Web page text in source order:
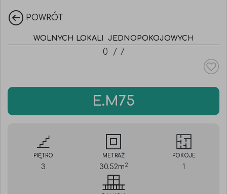
POWRÓT
WOLNYCH LOKALI JEDNOPOKOJOWYCH
0 / 7
E.M75
PIĘTRO
3
METRAŻ
30.52m2
POKOJE
1